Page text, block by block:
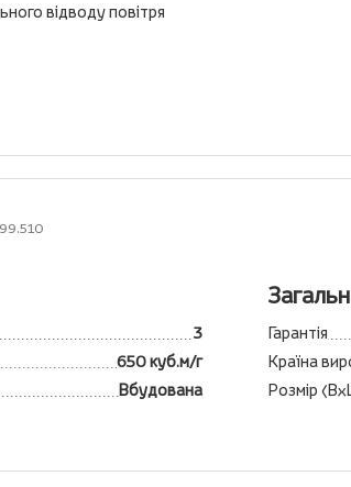
відводу повітря
3
650 куб.м/г
Вбудована
Гарантія
Країна
Розмір